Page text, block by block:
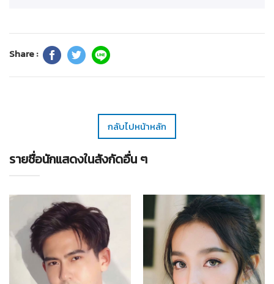
Share :
กลับไปหน้าหลัก
รายชื่อนักแสดงในสังกัดอื่น ๆ